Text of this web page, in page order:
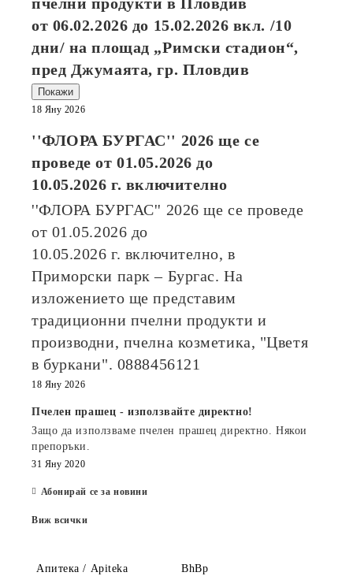
от 06.02.2026 до 15.02.2026 вкл. /10
дни/ на площад „Римски стадион“,
пред Джумаята, гр. Пловдив
Покажи
18 Яну 2026
''ФЛОРА БУРГАС'' 2026ще се
проведе от01.05.2026 до
10.05.2026 г. включително
''ФЛОРА БУРГАС'' 2026ще се проведе
от 01.05.2026 до
10.05.2026 г. включително, в
Приморски парк – Бургас. На
изложението ще представим
традиционни пчелни продукти и
производни, пчелна козметика, "Цветя
в буркани". 0888456121
18 Яну 2026
Пчелен прашец - използвайте директно!
Защо да използваме пчелен прашец директно. Някои
препоръки.
31 Яну 2020
Абонирай се за новини
Виж всички
Апитека / Apiteka BhBp